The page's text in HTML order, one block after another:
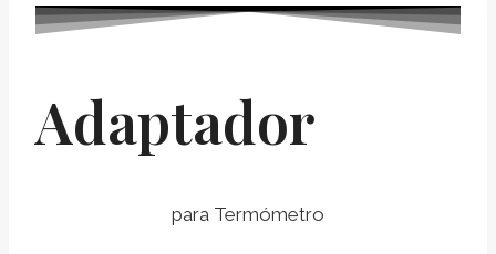
Adaptador
para Termómetro